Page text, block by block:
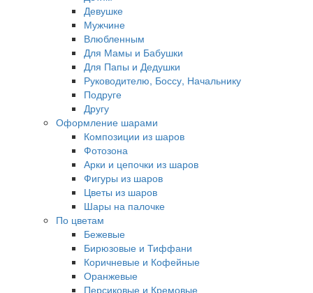
Девушке
Мужчине
Влюбленным
Для Мамы и Бабушки
Для Папы и Дедушки
Руководителю, Боссу, Начальнику
Подруге
Другу
Оформление шарами
Композиции из шаров
Фотозона
Арки и цепочки из шаров
Фигуры из шаров
Цветы из шаров
Шары на палочке
По цветам
Бежевые
Бирюзовые и Тиффани
Коричневые и Кофейные
Оранжевые
Персиковые и Кремовые